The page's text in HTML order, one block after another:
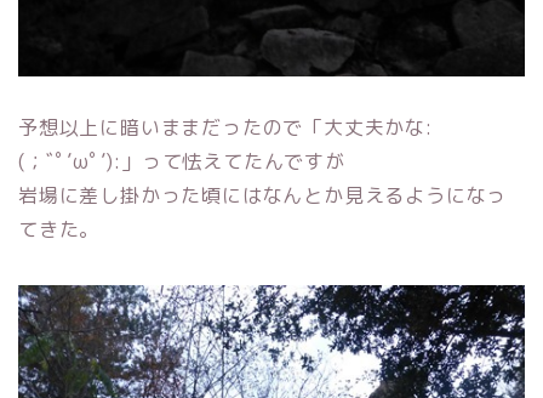
予想以上に暗いままだったので「大丈夫かな:
(；ﾞﾟ’ωﾟ’):」って怯えてたんですが
岩場に差し掛かった頃にはなんとか見えるようになっ
てきた。